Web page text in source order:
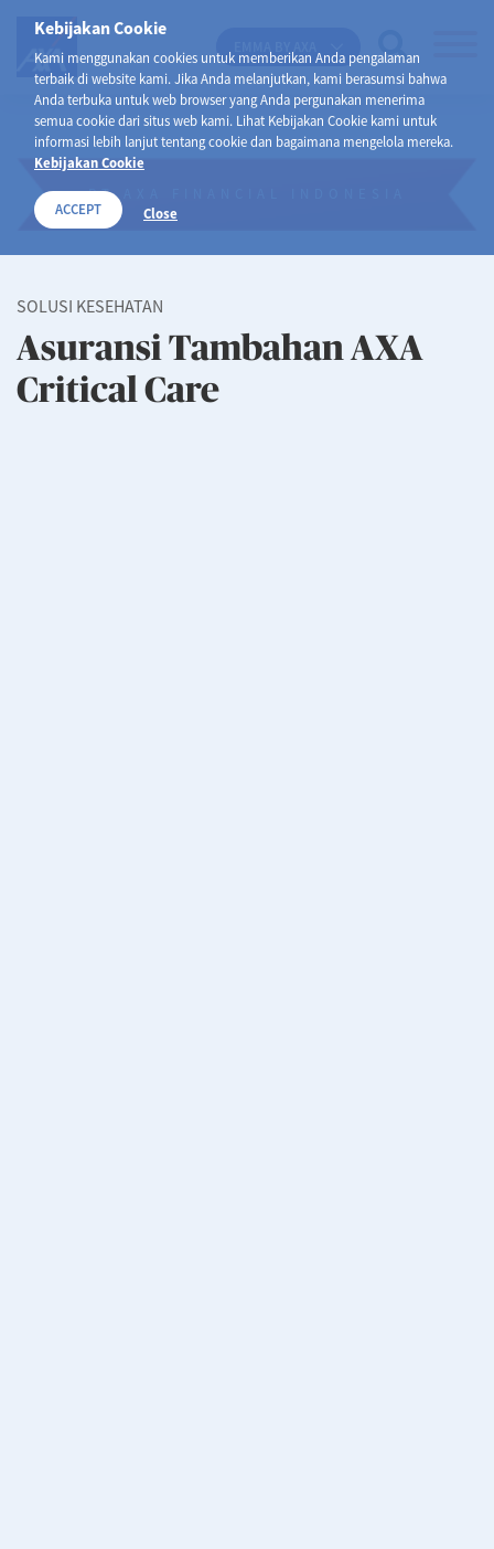
Kebijakan Cookie
Kami menggunakan cookies untuk memberikan Anda pengalaman
terbaik di website kami. Jika Anda melanjutkan, kami berasumsi bahwa
Anda terbuka untuk web browser yang Anda pergunakan menerima
semua cookie dari situs web kami. Lihat Kebijakan Cookie kami untuk
informasi lebih lanjut tentang cookie dan bagaimana mengelola mereka.
Kebijakan Cookie
ACCEPT Close
PT AXA FINANCIAL INDONESIA
SOLUSI KESEHATAN
Asuransi Tambahan AXA
Critical Care